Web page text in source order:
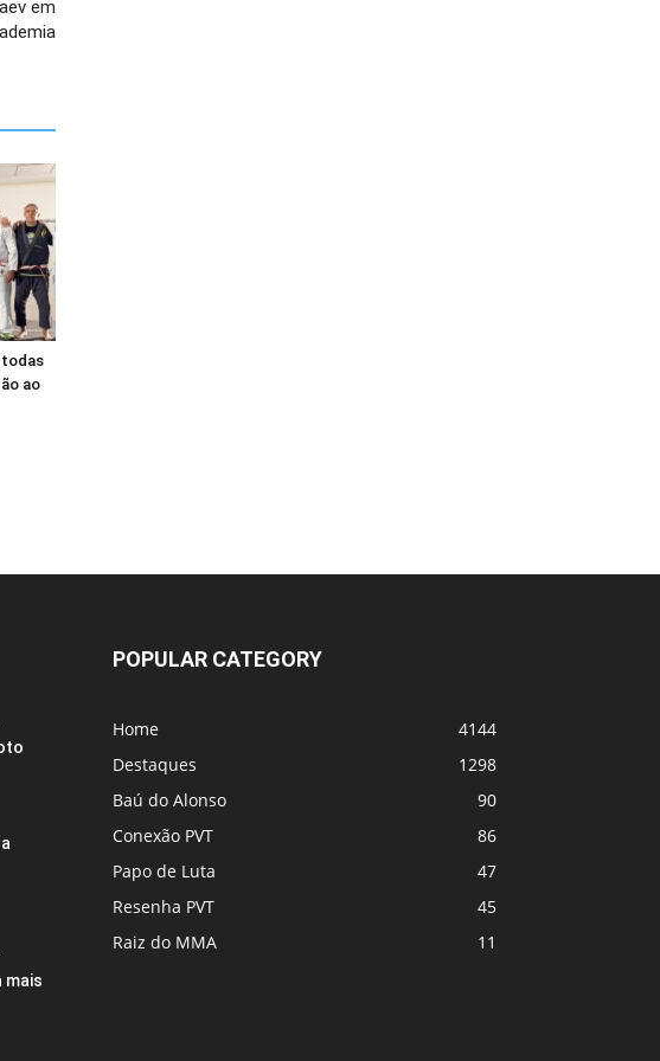
em
todas
ao
UFC 331 - Card
por aí
mais
POPULAR CATEGORY
Home
4144
Destaques
1298
Baú do Alonso
90
Conexão PVT
86
Papo de Luta
47
Resenha PVT
45
Raiz do MMA
11